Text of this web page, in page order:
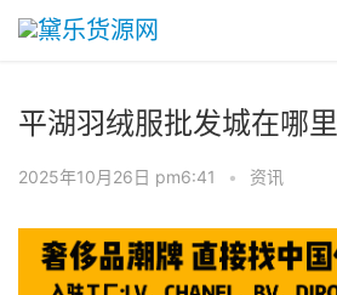
平湖羽绒服批发城在哪里
2025年10月26日 pm6:41 • 资讯